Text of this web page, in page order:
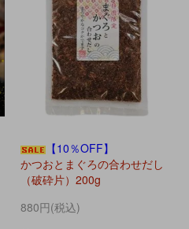
【10％OFF】
かつおとまぐろの合わせだし
（破砕片）200g
880円(税込)